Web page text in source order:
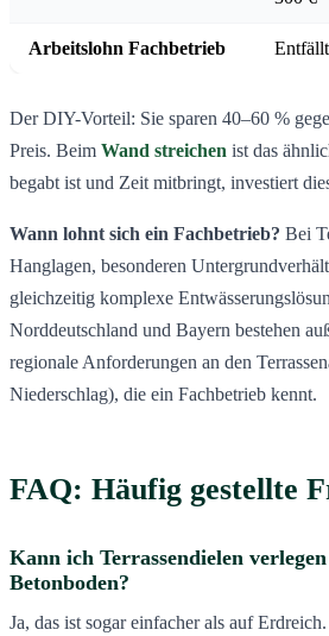
Arbeitslohn Fachbetrieb Entfällt
Der DIY-Vorteil: Sie sparen 40–60 %
Preis. Beim Wand streichen ist das
begabt ist und Zeit mitbringt, investiert
Wann lohnt sich ein Fachbetrieb? Bei
Hanglagen, besonderen
gleichzeitig komplexe
Norddeutschland und Bayern bestehen
regionale Anforderungen an den
Niederschlag), die ein Fachbetrieb kennt.
FAQ: Häufig gestellte
Kann ich Terrassendielen
Betonboden?
Ja, das ist sogar einfacher als auf